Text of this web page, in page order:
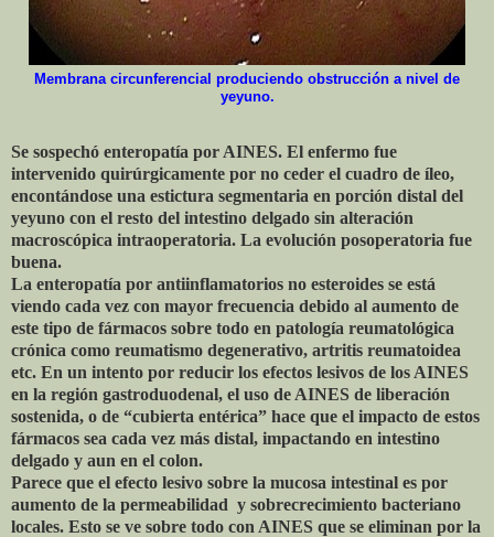
Membrana circunferencial produciendo obstrucción a nivel de
yeyuno.
Se sospechó enteropatía por AINES. El enfermo fue
intervenido quirúrgicamente por no ceder el cuadro de íleo,
encontándose una estictura segmentaria en porción distal del
yeyuno con el resto del intestino delgado sin alteración
macroscópica intraoperatoria. La evolución posoperatoria fue
buena.
La enteropatía por antiinflamatorios no esteroides se está
viendo cada vez con mayor frecuencia debido al aumento de
este tipo de fármacos sobre todo en patología reumatológica
crónica como reumatismo degenerativo, artritis reumatoidea
etc. En un intento por reducir los efectos lesivos de los AINES
en la región gastroduodenal, el uso de AINES de liberación
sostenida, o de “cubierta entérica” hace que el impacto de estos
fármacos sea cada vez más distal, impactando en intestino
delgado y aun en el colon.
Parece que el efecto lesivo sobre la mucosa intestinal es por
aumento de la permeabilidad y sobrecrecimiento bacteriano
locales. Esto se ve sobre todo con AINES que se eliminan por la